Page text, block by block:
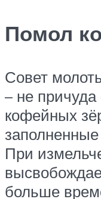
Помол
Совет
– не
кофейных
При
больше